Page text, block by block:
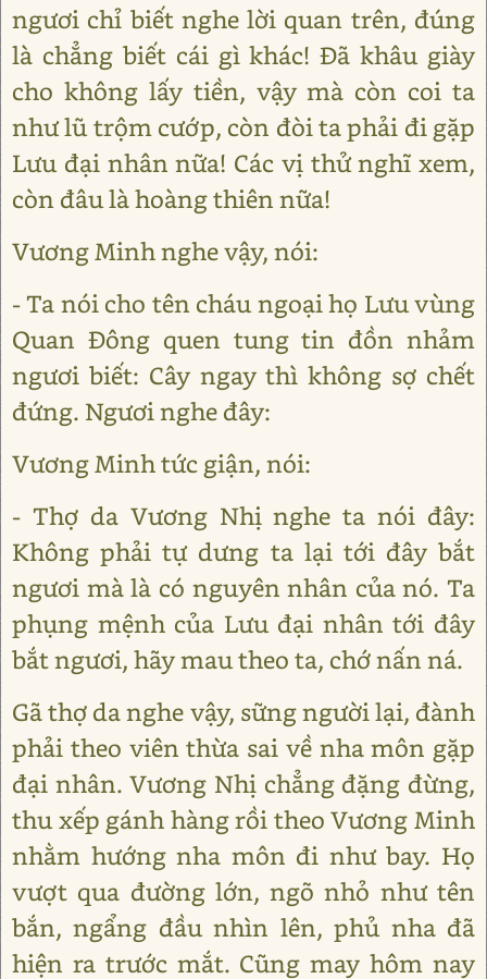
ngươi chỉ biết nghe lời quan trên, đúng
là chẳng biết cái gì khác! Đã khâu giày
cho không lấy tiền, vậy mà còn coi ta
như lũ trộm cướp, còn đòi ta phải đi gặp
Lưu đại nhân nữa! Các vị thử nghĩ xem,
còn đâu là hoàng thiên nữa!
Vương Minh nghe vậy, nói:
- Ta nói cho tên cháu ngoại họ Lưu vùng
Quan Đông quen tung tin đồn nhảm
ngươi biết: Cây ngay thì không sợ chết
đứng. Ngươi nghe đây:
Vương Minh tức giận, nói:
- Thợ da Vương Nhị nghe ta nói đây:
Không phải tự dưng ta lại tới đây bắt
ngươi mà là có nguyên nhân của nó. Ta
phụng mệnh của Lưu đại nhân tới đây
bắt ngươi, hãy mau theo ta, chớ nấn ná.
Gã thợ da nghe vậy, sững người lại, đành
phải theo viên thừa sai về nha môn gặp
đại nhân. Vương Nhị chẳng đặng đừng,
thu xếp gánh hàng rồi theo Vương Minh
nhằm hướng nha môn đi như bay. Họ
vượt qua đường lớn, ngõ nhỏ như tên
bắn, ngẩng đầu nhìn lên, phủ nha đã
hiện ra trước mắt. Cũng may hôm nay